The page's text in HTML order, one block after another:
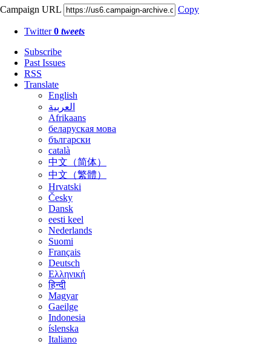
Campaign URL Copy
Twitter0 tweets
Subscribe
Past Issues
RSS
Translate
English
العربية
Afrikaans
беларуская мова
български
català
中文（简体）
中文（繁體）
Hrvatski
Česky
Dansk
eesti keel
Nederlands
Suomi
Français
Deutsch
Ελληνική
हिन्दी
Magyar
Gaeilge
Indonesia
íslenska
Italiano